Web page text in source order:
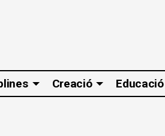
Creació Educació